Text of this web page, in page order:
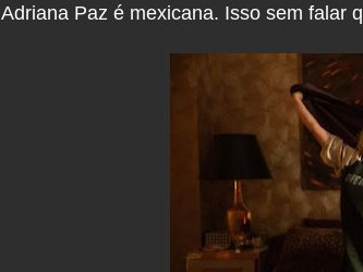
Adriana Paz é mexicana. Isso sem falar